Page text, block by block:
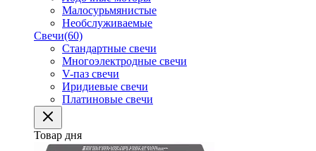
Малосурьмянистые
Необслуживаемые
Свечи(60)
Стандартные свечи
Многоэлектродные свечи
V-паз свечи
Иридиевые свечи
Платиновые свечи
Товар дня